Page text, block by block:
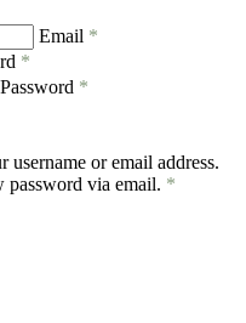
Email *
*
*
username or email address.
password via email. *